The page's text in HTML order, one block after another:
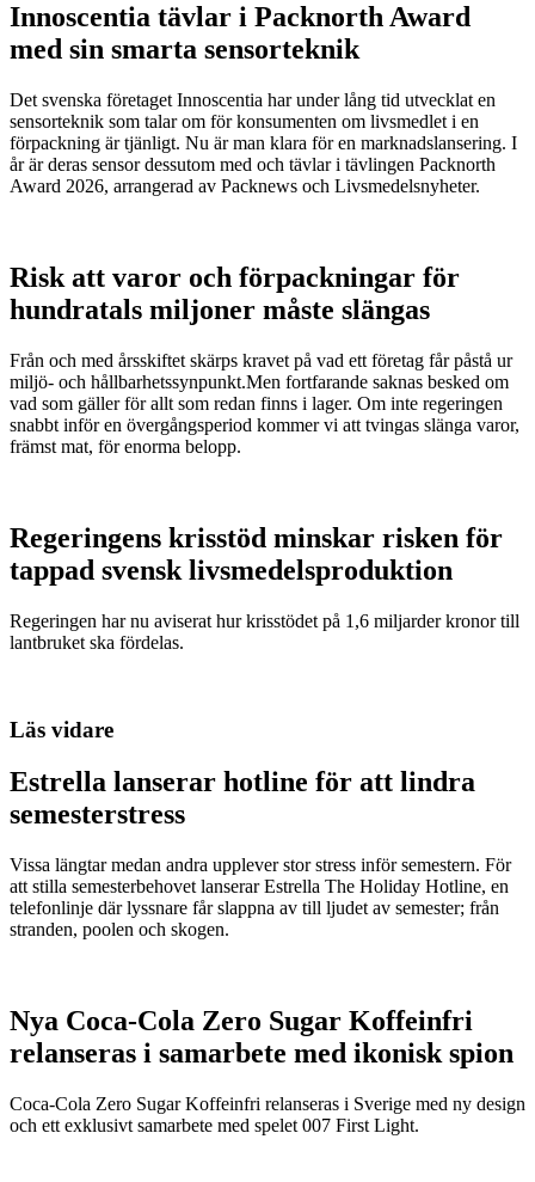
Innoscentia tävlar i Packnorth Award
med sin smarta sensorteknik
Det svenska företaget Innoscentia har under lång tid utvecklat en
sensorteknik som talar om för konsumenten om livsmedlet i en
förpackning är tjänligt. Nu är man klara för en marknadslansering. I
år är deras sensor dessutom med och tävlar i tävlingen Packnorth
Award 2026, arrangerad av Packnews och Livsmedelsnyheter.
Risk att varor och förpackningar för
hundratals miljoner måste slängas
Från och med årsskiftet skärps kravet på vad ett företag får påstå ur
miljö- och hållbarhetssynpunkt.Men fortfarande saknas besked om
vad som gäller för allt som redan finns i lager. Om inte regeringen
snabbt inför en övergångsperiod kommer vi att tvingas slänga varor,
främst mat, för enorma belopp.
Regeringens krisstöd minskar risken för
tappad svensk livsmedelsproduktion
Regeringen har nu aviserat hur krisstödet på 1,6 miljarder kronor till
lantbruket ska fördelas.
Läs vidare
Estrella lanserar hotline för att lindra
semesterstress
Vissa längtar medan andra upplever stor stress inför semestern. För
att stilla semesterbehovet lanserar Estrella The Holiday Hotline, en
telefonlinje där lyssnare får slappna av till ljudet av semester; från
stranden, poolen och skogen.
Nya Coca-Cola Zero Sugar Koffeinfri
relanseras i samarbete med ikonisk spion
Coca-Cola Zero Sugar Koffeinfri relanseras i Sverige med ny design
och ett exklusivt samarbete med spelet 007 First Light.